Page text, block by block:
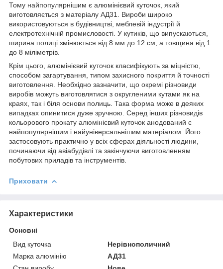
Тому найпопулярнішим є алюмінієвий куточок, який
виготовляється з матеріалу АД31. Вироби широко
використовуються в будівництві, меблевій індустрії й
електротехнічній промисловості. У кутиків, що випускаються,
ширина полиці змінюється від 8 мм до 12 см, а товщина від 1
до 8 міліметрів.
Крім цього, алюмінієвий куточок класифікують за міцністю,
способом загартування, типом захисного покриття й точності
виготовлення. Необхідно зазначити, що окремі різновиди
виробів можуть виготовлятися з округленими кутами як на
краях, так і біля основи полиць. Така форма може в деяких
випадках опинитися дуже зручною. Серед інших різновидів
кольорового прокату алюмінієвий куточок анодований є
найпопулярнішим і найуніверсальнішим матеріалом. Його
застосовують практично у всіх сферах діяльності людини,
починаючи від авіабудівлі та закінчуючи виготовленням
побутових приладів та інструментів.
Приховати
Характеристики
Основні
Вид куточка
Нерівнополичний
Марка алюмінію
АД31